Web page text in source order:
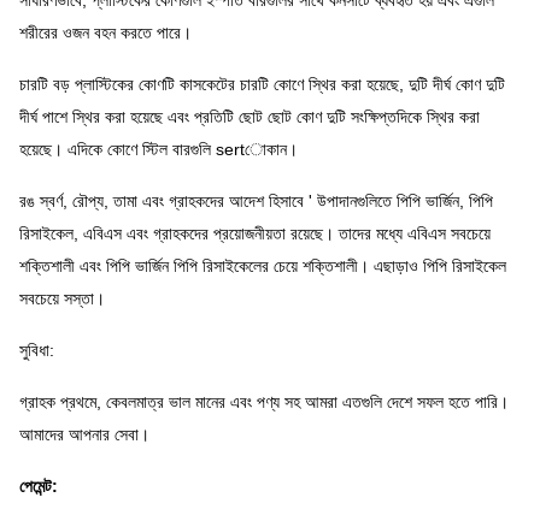
শরীরের ওজন বহন করতে পারে।
চারটি বড় প্লাস্টিকের কোণটি কাসকেটের চারটি কোণে স্থির করা হয়েছে, দুটি দীর্ঘ কোণ দুটি
দীর্ঘ পাশে স্থির করা হয়েছে এবং প্রতিটি ছোট ছোট কোণ দুটি সংক্ষিপ্তদিকে স্থির করা
হয়েছে। এদিকে কোণে স্টিল বারগুলি sertোকান।
রঙ স্বর্ণ, রৌপ্য, তামা এবং গ্রাহকদের আদেশ হিসাবে ' উপাদানগুলিতে পিপি ভার্জিন, পিপি
রিসাইকেল, এবিএস এবং গ্রাহকদের প্রয়োজনীয়তা রয়েছে। তাদের মধ্যে এবিএস সবচেয়ে
শক্তিশালী এবং পিপি ভার্জিন পিপি রিসাইকেলের চেয়ে শক্তিশালী। এছাড়াও পিপি রিসাইকেল
সবচেয়ে সস্তা।
সুবিধা:
গ্রাহক প্রথমে, কেবলমাত্র ভাল মানের এবং পণ্য সহ আমরা এতগুলি দেশে সফল হতে পারি।
আমাদের আপনার সেবা।
পেমেন্ট: